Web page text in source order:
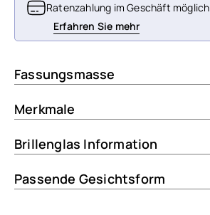
Ratenzahlung im Geschäft möglich
Erfahren Sie mehr
Fassungsmasse
Merkmale
Brillenglas Information
Passende Gesichtsform